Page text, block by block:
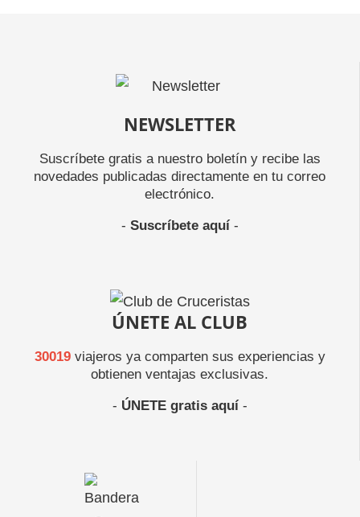
NEWSLETTER
Suscríbete gratis a nuestro boletín y recibe las
novedades publicadas directamente en tu correo
electrónico.
- Suscríbete aquí-
ÚNETE AL CLUB
30019viajeros ya comparten sus experiencias y
obtienen ventajas exclusivas.
- ÚNETE gratis aquí-